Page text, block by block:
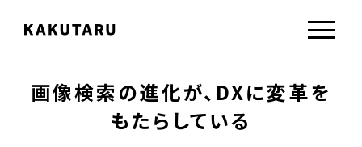
画像検索の進化が、DXに変革を
もたらしている